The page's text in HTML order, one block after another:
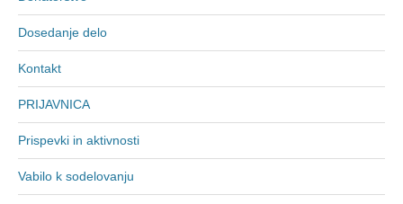
Dosedanje delo
Kontakt
PRIJAVNICA
Prispevki in aktivnosti
Vabilo k sodelovanju